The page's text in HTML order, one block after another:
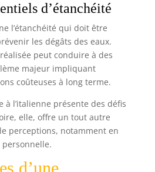
d’étanchéité
l’étanchéité qui doit être
les dégâts des eaux.
peut conduire à des
majeur impliquant
coûteuses à long terme.
à l’italienne présente des défis
elle, offre un tout autre
perceptions, notamment en
d’une